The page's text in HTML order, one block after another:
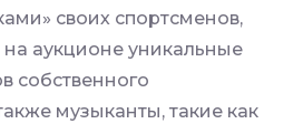
своих спортсменов,
на аукционе уникальные
собственного
музыканты, такие как